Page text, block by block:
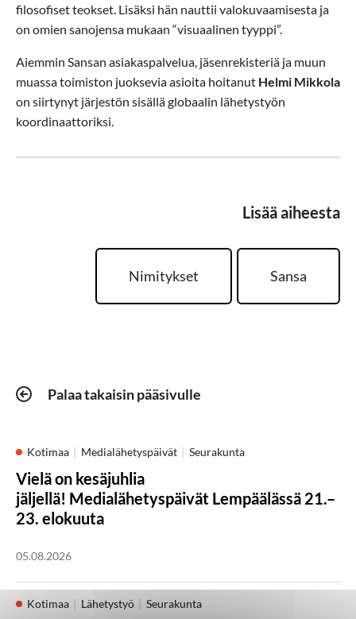
filosofiset teokset. Lisäksi hän nauttii valokuvaamisesta ja
on omien sanojensa mukaan “visuaalinen tyyppi”.
Aiemmin Sansan asiakaspalvelua, jäsenrekisteriä ja muun
muassa toimiston juoksevia asioita hoitanut Helmi Mikkola
on siirtynyt järjestön sisällä globaalin lähetystyön
koordinaattoriksi.
Lisää aiheesta
Nimitykset Sansa
Palaa takaisin pääsivulle
Kotimaa Medialähetyspäivät Seurakunta
Vielä on kesäjuhlia
jäljellä! Medialähetyspäivät Lempäälässä 21.–
23. elokuuta
05.08.2026
Kotimaa Lähetystyö Seurakunta